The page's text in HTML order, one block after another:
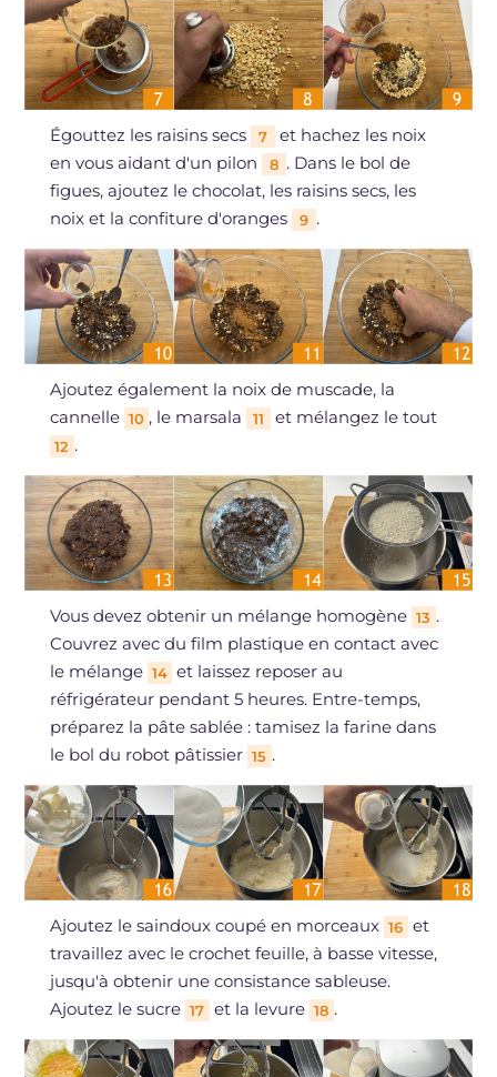
Égouttez les raisins secs 7
et hachez les noix
en vous aidant d'un pilon
8 . Dans le bol de
figues, ajoutez le chocolat, les raisins secs, les
noix et la confiture d'oranges
9 .
Ajoutez également la noix de muscade, la
cannelle 10 , le marsala 11 et mélangez le tout
12 .
Vous devez obtenir un mélange homogène 13 .
Couvrez avec du film plastique en contact avec
le mélange 14 et laissez reposer au
réfrigérateur pendant 5 heures. Entre-temps,
préparez la pâte sablée : tamisez la farine dans
le bol du robot pâtissier 15 .
Ajoutez le saindoux coupé en morceaux 16 et
travaillez avec le crochet feuille, à basse vitesse,
jusqu'à obtenir une consistance sableuse.
Ajoutez le sucre 17 et la levure 18 .